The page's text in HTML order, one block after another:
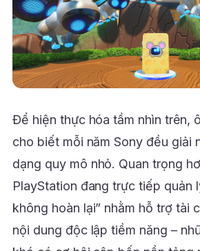
Để hiện thực hóa tầm nhìn trên,
cho biết mỗi năm Sony đều giải
dạng quy mô nhỏ. Quan trọng
PlayStation đang trực tiếp quản
không hoàn lại” nhằm hỗ trợ tài
nội dung độc lập tiềm năng –